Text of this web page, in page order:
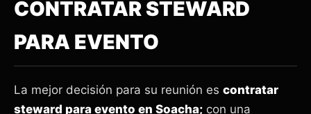
CONTRATAR STEWARD
PARA EVENTO
La mejor decisión para su reunión es contratar
steward para evento en Soacha; con una